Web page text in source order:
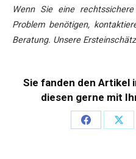
Wenn Sie eine
Problem benötigen,
Beratung. Unsere
Sie fanden den Artikel
diesen gerne mit
Teilen